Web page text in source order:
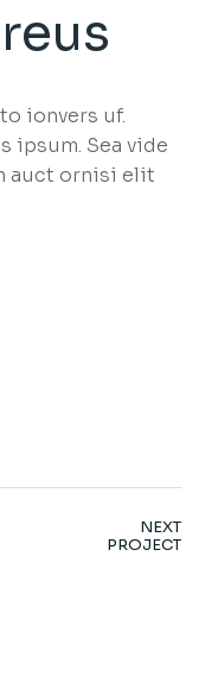
ionvers uf.
ipsum. Sea vide
auct ornisi elit
NEXT
PROJECT